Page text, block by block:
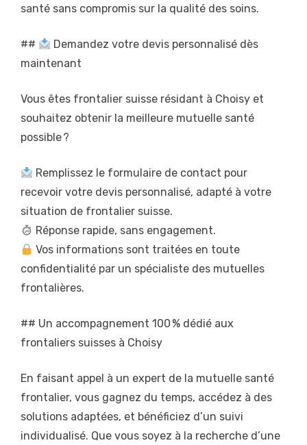
santé sans compromis sur la qualité des soins.
##
Demandez votre devis personnalisé dès
maintenant
Vous êtes frontalier suisse résidant à Choisy et
souhaitez obtenir la meilleure mutuelle santé
possible ?
Remplissez le formulaire de contact pour
recevoir votre devis personnalisé, adapté à votre
situation de frontalier suisse.
Réponse rapide, sans engagement.
Vos informations sont traitées en toute
confidentialité par un spécialiste des mutuelles
frontalières.
## Un accompagnement 100 % dédié aux
frontaliers suisses à Choisy
En faisant appel à un expert de la mutuelle santé
frontalier, vous gagnez du temps, accédez à des
solutions adaptées, et bénéficiez d’un suivi
individualisé. Que vous soyez à la recherche d’une